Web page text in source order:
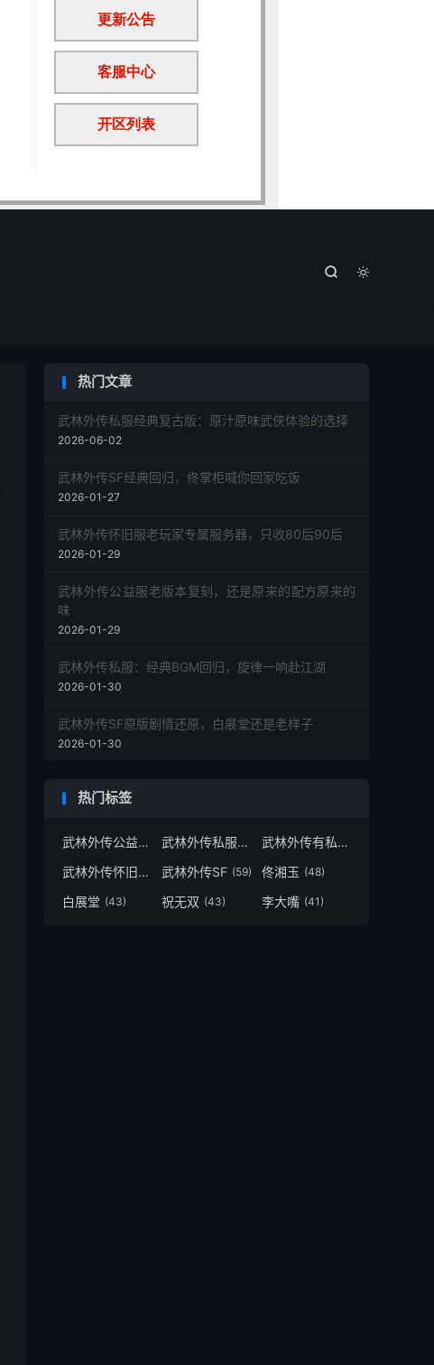


热门文章
武林外传私服经典复古版：原汁原味武侠体验的选择
2026-06-02
武林外传SF经典回归，佟掌柜喊你回家吃饭
2026-01-27
武林外传怀旧服老玩家专属服务器，只收80后90后
2026-01-29
武林外传公益服老版本复刻，还是原来的配方原来的
味
2026-01-29
武林外传私服：经典BGM回归，旋律一响赴江湖
2026-01-30
武林外传SF原版剧情还原，白展堂还是老样子
2026-01-30
热门标签
武林外传公益服 (66) 武林外传私服(62) 武林外传有私服吗
武林外传怀旧服 (59)
武林外传SF (59) 佟湘玉 (48)
白展堂 (43) 祝无双 (43) 李大嘴 (41)